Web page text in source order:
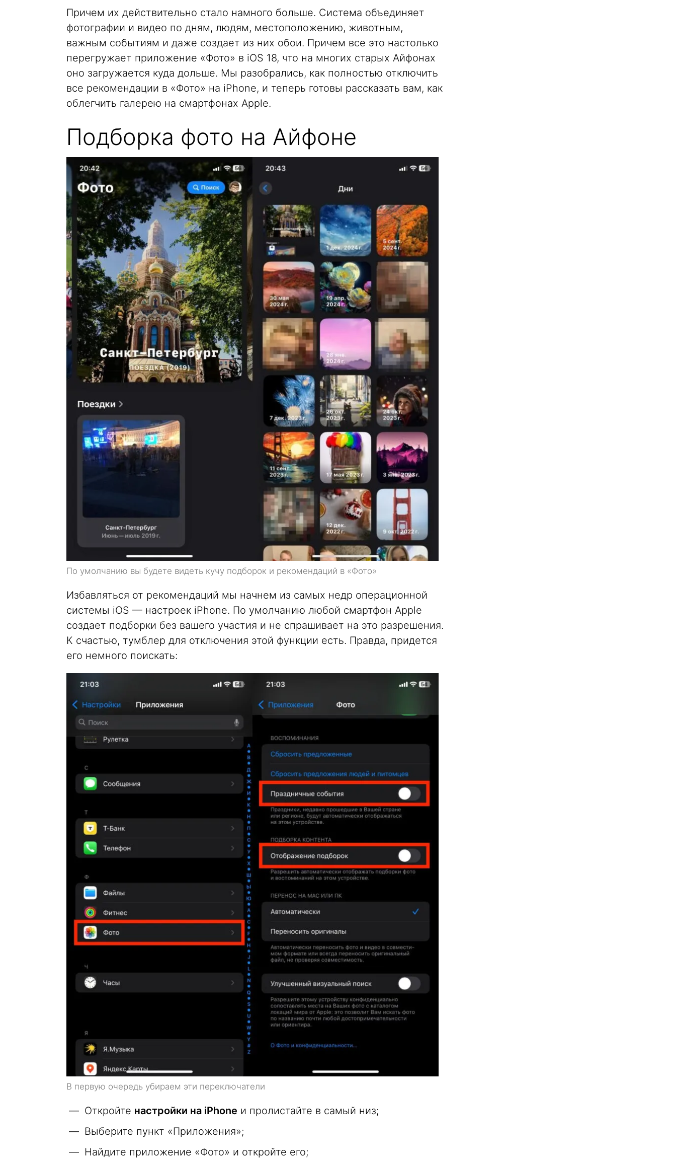
Причем их действительно стало намного больше. Система объединяет
фотографии и видео по дням, людям, местоположению, животным,
важным событиям и даже создает из них обои. Причем все это настолько
перегружает приложение «Фото» в iOS 18, что на многих старых Айфонах
оно загружается куда дольше. Мы разобрались, как полностью отключить
все рекомендации в «Фото» на iPhone, и теперь готовы рассказать вам, как
облегчить галерею на смартфонах Apple.
Подборка фото на Айфоне
По умолчанию вы будете видеть кучу подборок и рекомендаций в «Фото»
Избавляться от рекомендаций мы начнем из самых недр операционной
системы iOS — настроек iPhone. По умолчанию любой смартфон Apple
создает подборки без вашего участия и не спрашивает на это разрешения.
К счастью, тумблер для отключения этой функции есть. Правда, придется
его немного поискать:
В первую очередь убираем эти переключатели
Откройте настройки на iPhone и пролистайте в самый низ;
Выберите пункт «Приложения»;
Найдите приложение «Фото» и откройте его;